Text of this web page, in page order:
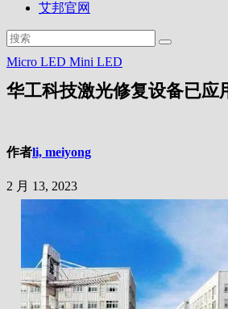
艾邦官网
Micro LED Mini LED
华工科技激光修复设备已
作者li, meiyong
2 月 13, 2023